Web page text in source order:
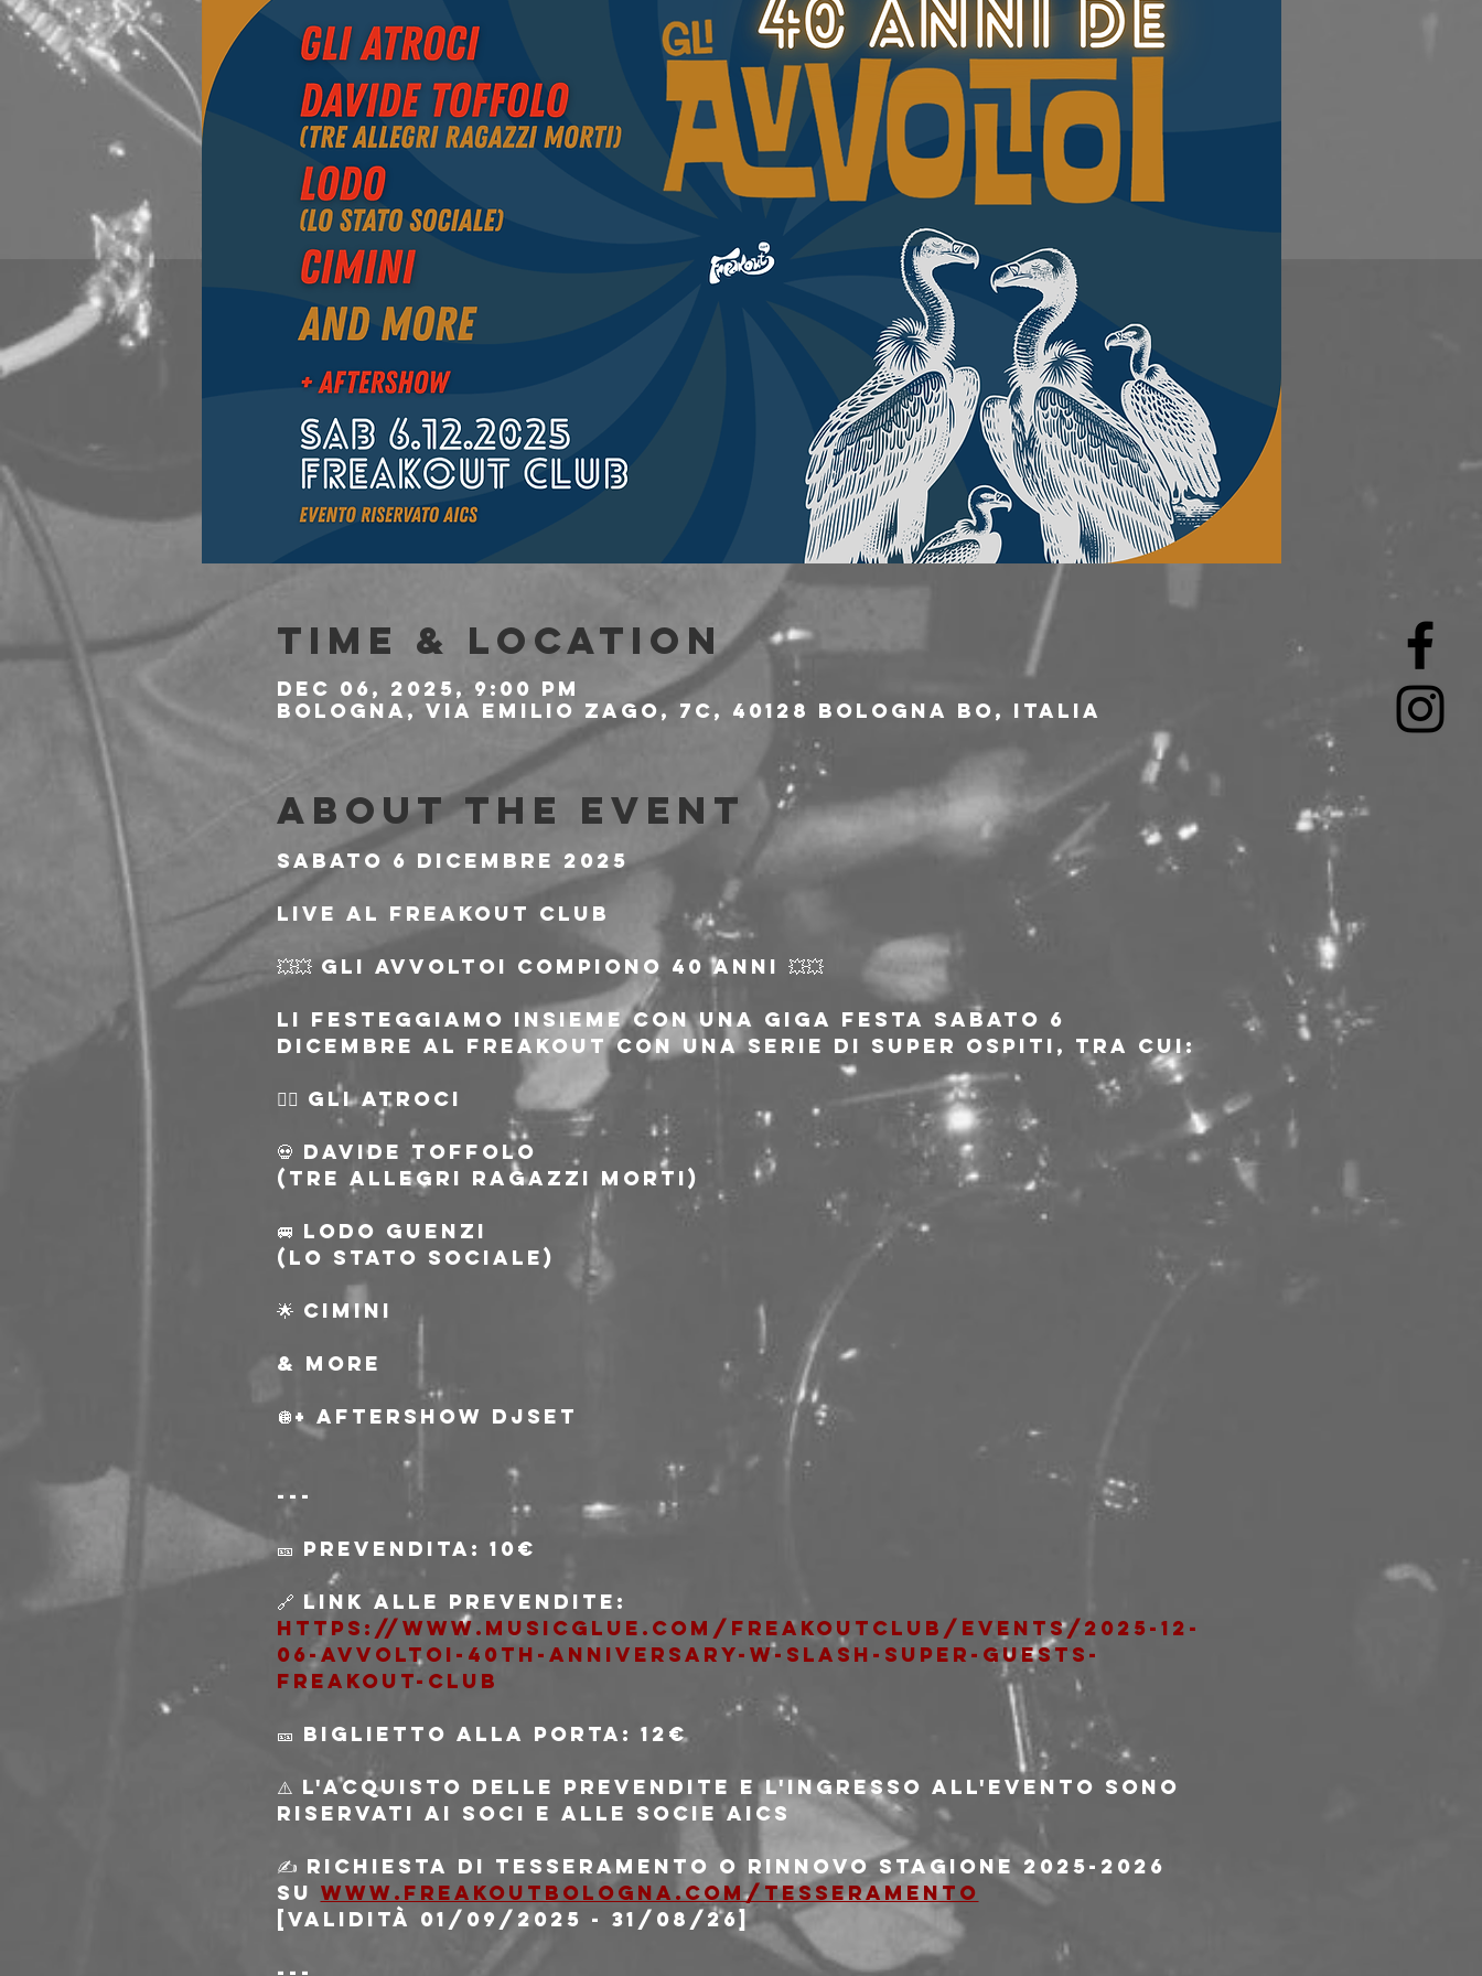
Time & Location
Dec 06, 2025, 9:00 PM
Bologna, Via Emilio Zago, 7c, 40128 Bologna BO, Italia
About the event
Sabato 6 Dicembre 2025
Live al Freakout Club
💥💥 GLI AVVOLTOI COMPIONO 40 ANNI 💥💥
Li festeggiamo insieme con una giga festa sabato 6
dicembre al Freakout con una serie di super ospiti, tra cui:
🦹‍♂️ GLI ATROCI
💀 DAVIDE TOFFOLO
(Tre Allegri Ragazzi Morti)
🚐 LODO GUENZI
(Lo Stato Sociale)
🌟 CIMINI
& more
🪩+ AFTERSHOW DJSET
---
🎫 Prevendita: 10€
🔗 Link alle prevendite:
https://www.musicglue.com/freakoutclub/events/2025-12-
06-avvoltoi-40th-anniversary-w-slash-super-guests-
freakout-club
🎫 Biglietto alla porta: 12€
⚠️ L'acquisto delle prevendite e l'ingresso all'evento sono
riservati ai soci e alle socie AICS
✍️ Richiesta di tesseramento o rinnovo stagione 2025-2026
su www.freakoutbologna.com/tesseramento
[validità 01/09/2025 - 31/08/26]